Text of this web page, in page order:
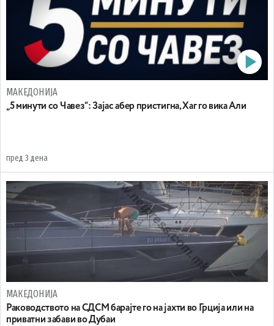
МАКЕДОНИЈА
„5 минути со Чавез“: Зајас абер пристигна, Хаг го вика Али
пред 3 дена
МАКЕДОНИЈА
Раководството на СДСМ барајте го на јахти во Грција или на
приватни забави во Дубаи